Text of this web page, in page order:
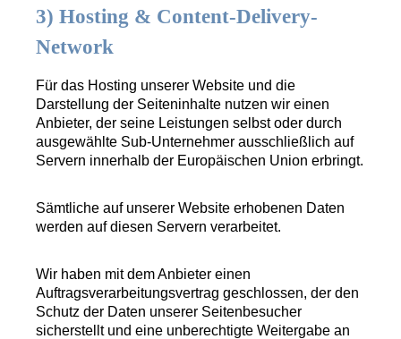
3) Hosting & Content-Delivery-
Network
Für das Hosting unserer Website und die
Darstellung der Seiteninhalte nutzen wir einen
Anbieter, der seine Leistungen selbst oder durch
ausgewählte Sub-Unternehmer ausschließlich auf
Servern innerhalb der Europäischen Union erbringt.
Sämtliche auf unserer Website erhobenen Daten
werden auf diesen Servern verarbeitet.
Wir haben mit dem Anbieter einen
Auftragsverarbeitungsvertrag geschlossen, der den
Schutz der Daten unserer Seitenbesucher
sicherstellt und eine unberechtigte Weitergabe an